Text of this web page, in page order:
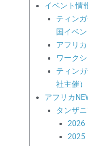
イベント情
ティン
国イベン
アフリ
ワーク
ティン
社主催）
アフリカ
タンザ
2026
2025